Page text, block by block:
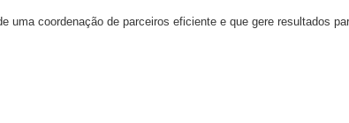
coordenação de parceiros eficiente e que gere resultados